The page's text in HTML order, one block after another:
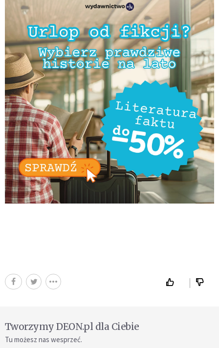
Tworzymy DEON.pl dla Ciebie
Tu możesz nas wesprzeć.